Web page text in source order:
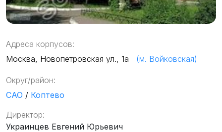
Адреса корпусов:
Москва, Новопетровская ул., 1а (м. Войковская)
Округ/район:
САО / Коптево
Директор:
Украинцев Евгений Юрьевич